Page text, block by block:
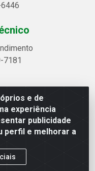
e de
experiência
publicidade
perfil e melhorar a
7181
Alegre, 2521 -
ES - CEP
0001-75